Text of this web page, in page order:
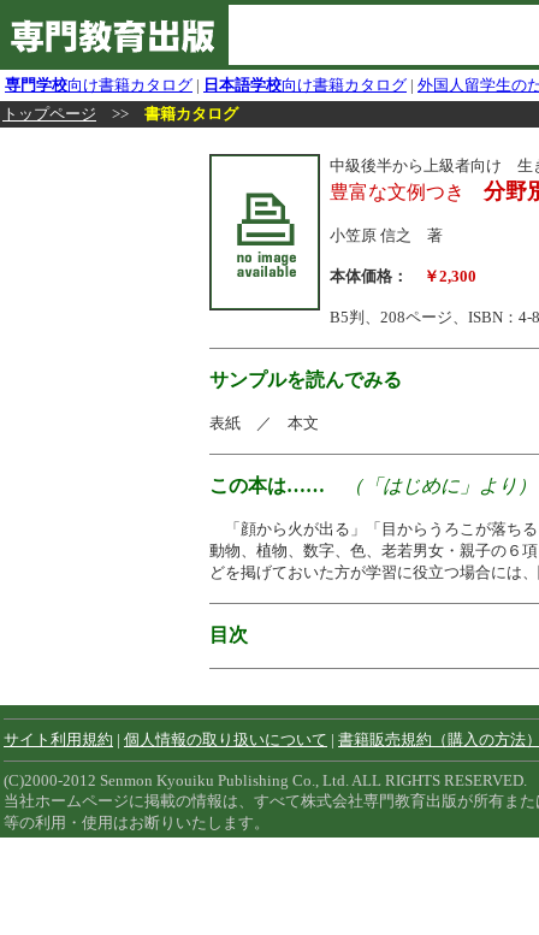
専門学校向け書籍カタログ | 日本語学校向け書籍カタログ | 外国人留学生の
トップページ >> 書籍カタログ
中級後半から上級者向け 生
豊富な文例つき 分野
小笠原 信之 著
本体価格： ￥2,300
B5判、208ページ、ISBN：4-
サンプルを読んでみる
表紙 ／ 本文
この本は…… （「はじめに」より）
「顔から火が出る」「目からうろこが落ち
動物、植物、数字、色、老若男女・親子の６
どを掲げておいた方が学習に役立つ場合には
目次
サイト利用規約 | 個人情報の取り扱いについて | 書籍販売規約（購入の方法
(C)2000-2012 Senmon Kyouiku Publishing Co., Ltd. ALL RIGHTS RESERVED.
当社ホームページに掲載の情報は、すべて株式会社専門教育出版が所有ま
等の利用・使用はお断りいたします。